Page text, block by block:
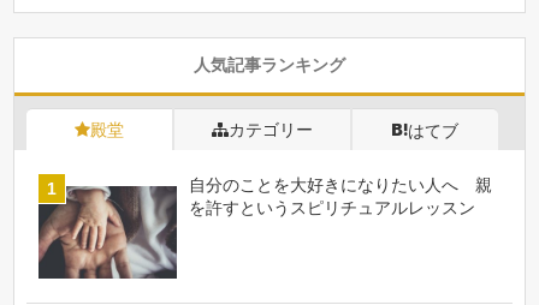
人気記事ランキング
殿堂 カテゴリー はてブ
自分のことを大好きになりたい人へ 親
を許すというスピリチュアルレッスン